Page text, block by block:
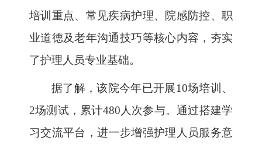
培训重点、常见疾病护理、院感防控、职
业道德及老年沟通技巧等核心内容，夯实
了护理人员专业基础。
据了解，该院今年已开展10场培训、
2场测试，累计480 人次参与。通过搭建学
习交流平台，进一步增强护理人员服务意